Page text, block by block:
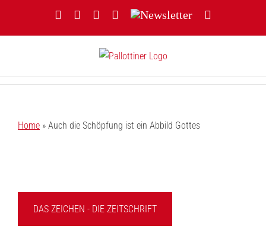
FacebookYouTubeInstagram
Threads
Newsletter
Home » Auch die Schöpfung ist ein Abbild Gottes
DAS ZEICHEN - DIE ZEITSCHRIFT